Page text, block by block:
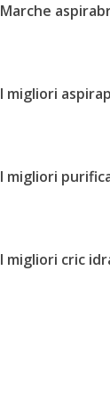
Marche
I migliori
I migliori
I migliori cric